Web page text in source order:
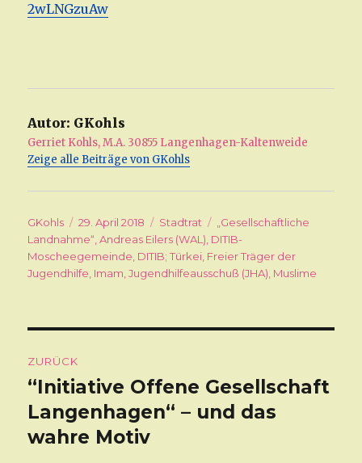
2wLNGzuAw
Autor: GKohls
Gerriet Kohls, M.A. 30855 Langenhagen-Kaltenweide
Zeige alle Beiträge von GKohls
Autor
GKohls
Veröffentlicht
am
29. April 2018 Kategorien
Stadtrat Schlagwörter
„Gesellschaftliche
Landnahme“,Andreas Eilers (WAL), DITIB-
Moscheegemeinde, DITIB; Türkei, Freier Träger der
Jugendhilfe, Imam,Jugendhilfeausschuß (JHA), Muslime
ZURÜCK
Vorheriger
Beitrag:
“Initiative Offene Gesellschaft
Langenhagen“ – und das
wahre Motiv